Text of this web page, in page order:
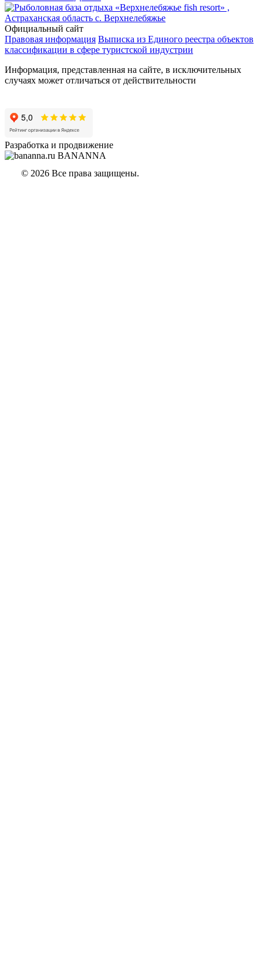
,
Астраханская область с. Верхнелебяжье
Официальный сайт
Правовая информация Выписка из Единого реестра объектов
классификации в сфере туристской индустрии
Информация, представленная на сайте, в исключительных
случаях может отличаться от действительности
Разработка и продвижение
BANANNA
© 2026 Все права защищены.